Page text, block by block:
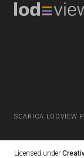
SCARICA LODVIEW
Licensed under